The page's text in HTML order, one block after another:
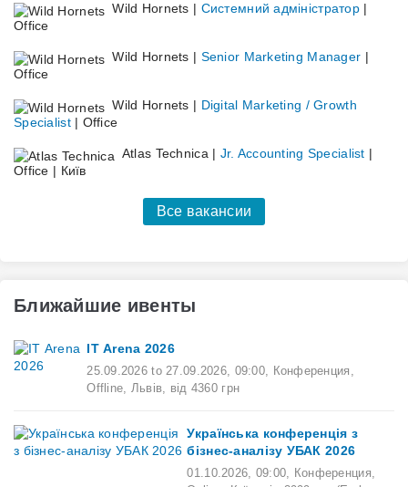
Wild Hornets | Системний адміністратор |
Office
Wild Hornets | Senior Marketing Manager |
Office
Wild Hornets | Digital Marketing / Growth
Specialist| Office
Atlas Technica | Jr. Accounting Specialist |
Office | Київ
Все вакансии
Ближайшие ивенты
ІТ Arena 2026
25.09.2026 to27.09.2026, 09:00, Конференция,
Offline, Львів, від 4360 грн
Українська конференція з
бізнес-аналізу УБАК 2026
01.10.2026, 09:00, Конференция,